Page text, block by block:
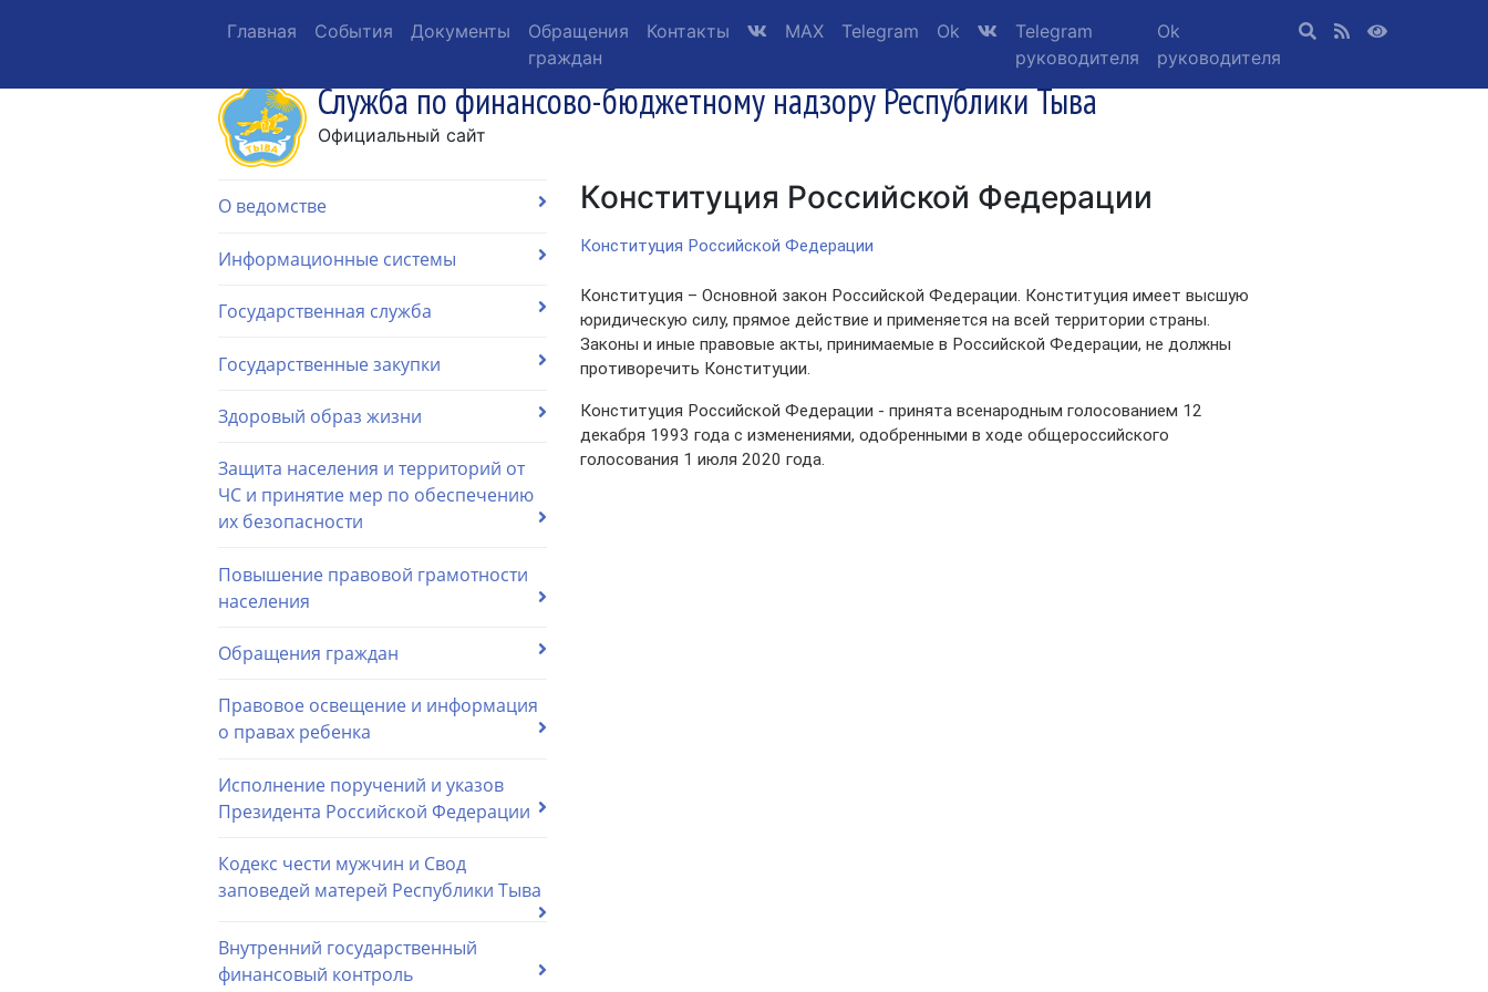
Главная События Документы
Обращения
граждан
Контакты MAX Telegram Ok
Telegram
руководителя
Ok
руководителя
Служба по финансово-бюджетному надзору Республики Тыва
Официальный сайт
О ведомстве
Информационные системы
Государственная служба
Государственные закупки
Здоровый образ жизни
Защита населения и территорий от
ЧС и принятие мер по обеспечению
их безопасности
Повышение правовой грамотности
населения
Обращения граждан
Правовое освещение и информация
о правах ребенка
Исполнение поручений и указов
Президента Российской Федерации
Кодекс чести мужчин и Cвод
заповедей матерей Республики Тыва
Внутренний государственный
финансовый контроль
Конституция Российской Федерации
Конституция Российской Федерации
Конституция – Основной закон Российской Федерации. Конституция имеет высшую
юридическую силу, прямое действие и применяется на всей территории страны.
Законы и иные правовые акты, принимаемые в Российской Федерации, не должны
противоречить Конституции.
Конституция Российской Федерации - принята всенародным голосованием 12
декабря 1993 года c изменениями, одобренными в ходе общероссийского
голосования 1 июля 2020 года.